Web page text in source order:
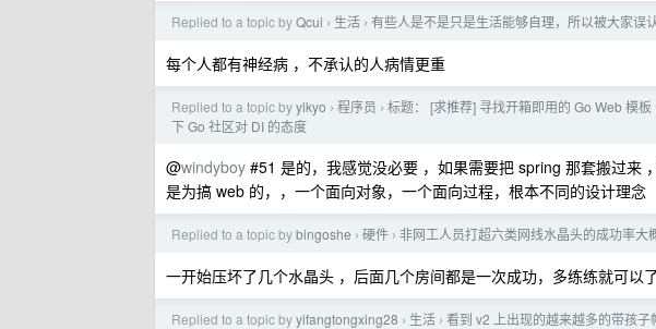
Replied to a topic byQcui › 生活 › 有些人是不是只是生活能够自理，所以被大家误
每个人都有神经病 ，不承认的人病情更重
Replied to a topic byyikyo › 程序员 › 标题： [求推荐] 寻找开箱即用的 Go Web 模
下 Go 社区对 DI 的态度
@windyboy #51 是的，我感觉没必要 ，如果需要把 spring 那套搬过来
是为搞 web 的，，一个面向对象，一个面向过程，根本不同的设计理念
Replied to a topic bybingoshe › 硬件 › 非网工人员打超六类网线水晶头的成功率大
一开始压坏了几个水晶头 ，后面几个房间都是一次成功，多练练就可以
Replied to a topic byyifangtongxing28 › 生活 › 看到 v2 上出现的越来越多的带孩子